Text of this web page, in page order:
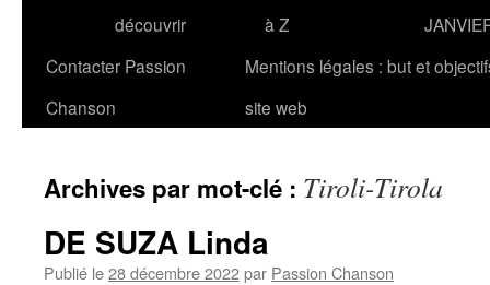
découvrir
à Z
Contacter Passion
Chanson
Mentions légales : but et
site web
Archives par mot-clé : Tiroli-Tirola
DE SUZA Linda
Publié le28 décembre 2022par Passion Chanson